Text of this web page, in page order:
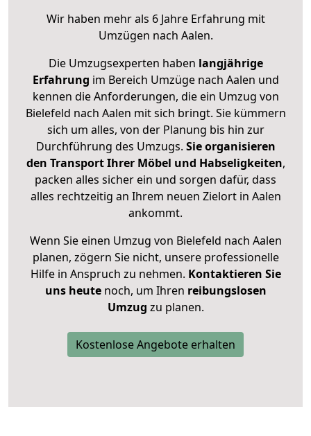
Wir haben mehr als 6 Jahre Erfahrung mit
Umzügen nach Aalen.
Die Umzugsexperten haben langjährige
Erfahrung im Bereich Umzüge nach Aalen und
kennen die Anforderungen, die ein Umzug von
Bielefeld nach Aalen mit sich bringt. Sie kümmern
sich um alles, von der Planung bis hin zur
Durchführung des Umzugs. Sie organisieren
den Transport Ihrer Möbel und Habseligkeiten,
packen alles sicher ein und sorgen dafür, dass
alles rechtzeitig an Ihrem neuen Zielort in Aalen
ankommt.
Wenn Sie einen Umzug von Bielefeld nach Aalen
planen, zögern Sie nicht, unsere professionelle
Hilfe in Anspruch zu nehmen. Kontaktieren Sie
uns heutenoch, um Ihren reibungslosen
Umzug zu planen.
Kostenlose Angebote erhalten